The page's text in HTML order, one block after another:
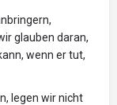
glauben daran,
wenn er tut,
legen wir nicht